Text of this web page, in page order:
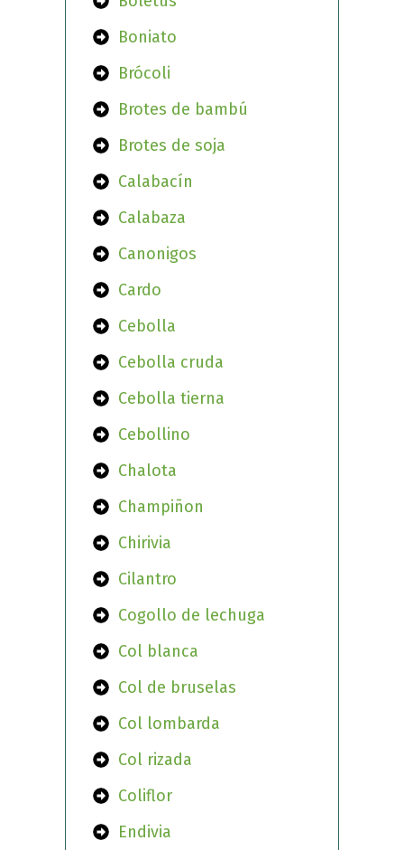
Boniato
Brócoli
Brotes de bambú
Brotes de soja
Calabacín
Calabaza
Canonigos
Cardo
Cebolla
Cebolla cruda
Cebolla tierna
Cebollino
Chalota
Champiñon
Chirivia
Cilantro
Cogollo de lechuga
Col blanca
Col de bruselas
Col lombarda
Col rizada
Coliflor
Endivia